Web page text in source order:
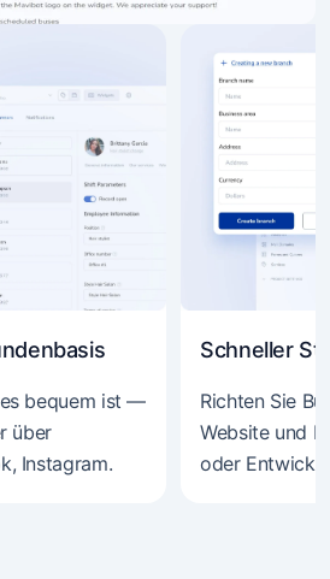
bequem ist —
über
Instagram.
Schneller
Richten Sie
Website und
oder